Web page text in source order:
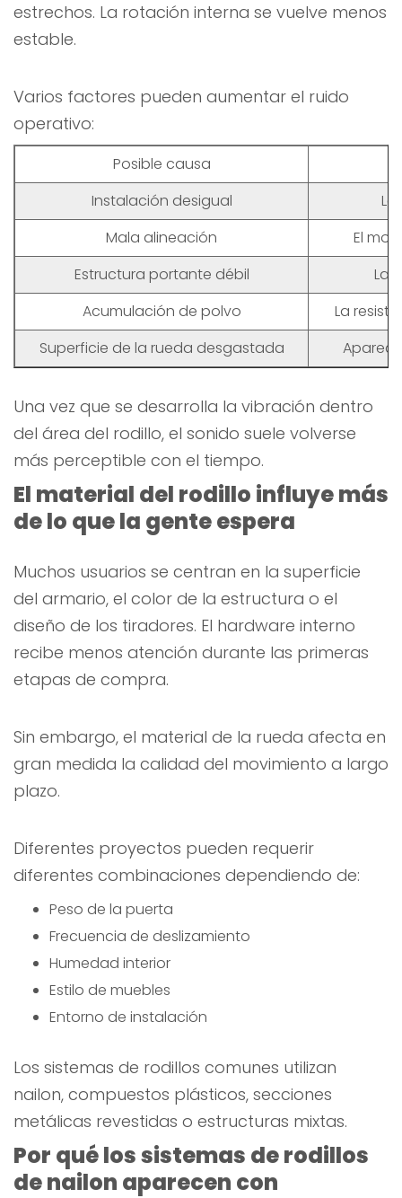
estrechos. La rotación interna se vuelve menos
estable.
Varios factores pueden aumentar el ruido
operativo:
Posible causa
Instalación desigual
Mala alineación
El
Estructura portante débil
La
Acumulación de polvo
La
Superficie de la rueda desgastada
Una vez que se desarrolla la vibración dentro
del área del rodillo, el sonido suele volverse
más perceptible con el tiempo.
El material del rodillo influye más
de lo que la gente espera
Muchos usuarios se centran en la superficie
del armario, el color de la estructura o el
diseño de los tiradores. El hardware interno
recibe menos atención durante las primeras
etapas de compra.
Sin embargo, el material de la rueda afecta en
gran medida la calidad del movimiento a largo
plazo.
Diferentes proyectos pueden requerir
diferentes combinaciones dependiendo de:
Peso de la puerta
Frecuencia de deslizamiento
Humedad interior
Estilo de muebles
Entorno de instalación
Los sistemas de rodillos comunes utilizan
nailon, compuestos plásticos, secciones
metálicas revestidas o estructuras mixtas.
Por qué los sistemas de rodillos
de nailon aparecen con